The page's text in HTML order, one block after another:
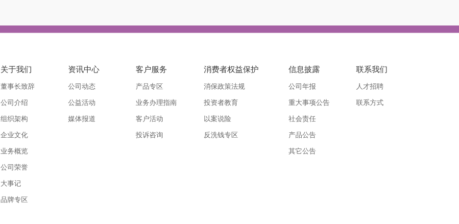
关于我们
董事长致辞
公司介绍
组织架构
企业文化
业务概览
公司荣誉
大事记
品牌专区
资讯中心
公司动态
公益活动
媒体报道
客户服务
产品专区
业务办理指南
客户活动
投诉咨询
消费者权益保护
消保政策法规
投资者教育
以案说险
反洗钱专区
信息披露
公司年报
重大事项公告
社会责任
产品公告
其它公告
联系我们
人才招聘
联系方式